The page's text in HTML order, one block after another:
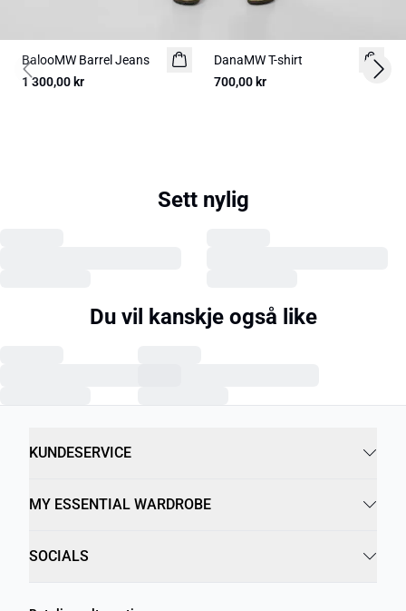
NYHED
BalooMW Barrel Jeans
1 300,00 kr
DanaMW T-shirt
700,00 kr
Previous slide Next
Sett nylig
Du vil kanskje også like
KUNDESERVICE
MY ESSENTIAL WARDROBE
SOCIALS